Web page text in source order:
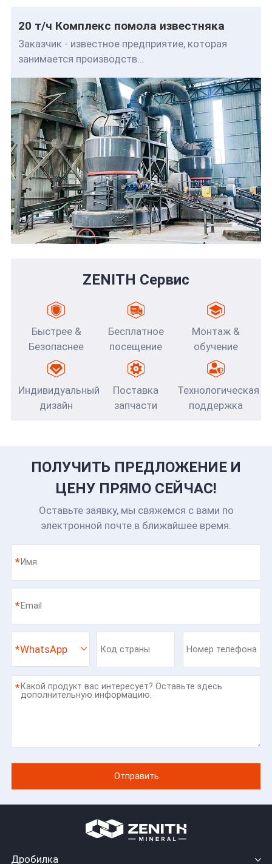
20 т/ч Комплекс помола известняка
Заказчик - известное предприятие, которая
занимается производств...
ZENITH Сервис
Быстрее &
Безопаснее
Бесплатное
посещение
Монтаж &
обучение
Индивидуальный
дизайн
Поставка
запчасти
Технологическая
поддержка
ПОЛУЧИТЬ ПРЕДЛОЖЕНИЕ И
ЦЕНУ ПРЯМО СЕЙЧАС!
Оставьте заявку, мы свяжемся с вами по
электронной почте в ближайшее время.
*
*
*WhatsApp
*
Дробилка